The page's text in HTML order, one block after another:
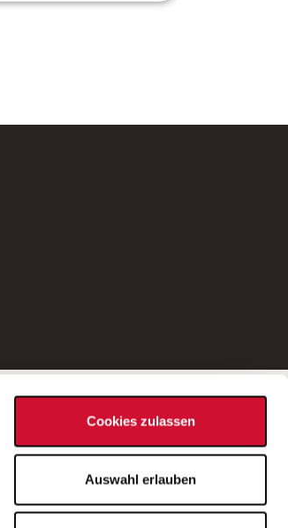
Cookies zulassen
Auswahl erlauben
Fragen zu einer Stellenausschreibung
Sie sich bitte an die*den in der
genannte*n